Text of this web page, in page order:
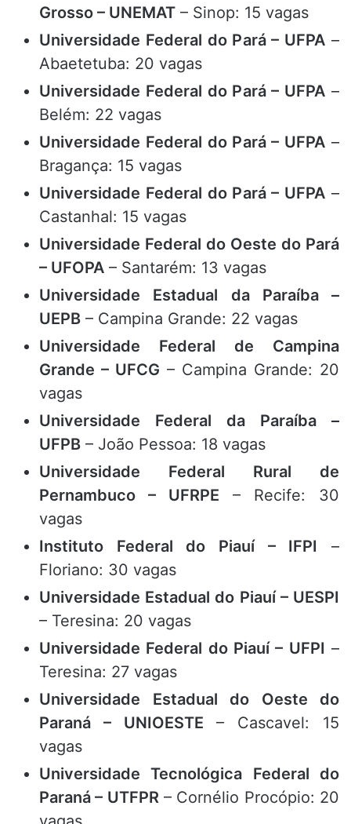
Grosso – UNEMAT – Sinop: 15 vagas
Universidade Federal do Pará – UFPA –
Abaetetuba: 20 vagas
Universidade Federal do Pará – UFPA –
Belém: 22 vagas
Universidade Federal do Pará – UFPA –
Bragança: 15 vagas
Universidade Federal do Pará – UFPA –
Castanhal: 15 vagas
Universidade Federal do Oeste do Pará
– UFOPA – Santarém: 13 vagas
Universidade Estadual da Paraíba –
UEPB – Campina Grande: 22 vagas
Universidade Federal de Campina
Grande – UFCG – Campina Grande: 20
vagas
Universidade Federal da Paraíba –
UFPB – João Pessoa: 18 vagas
Universidade Federal Rural de
Pernambuco – UFRPE – Recife: 30
vagas
Instituto Federal do Piauí – IFPI –
Floriano: 30 vagas
Universidade Estadual do Piauí – UESPI
– Teresina: 20 vagas
Universidade Federal do Piauí – UFPI –
Teresina: 27 vagas
Universidade Estadual do Oeste do
Paraná – UNIOESTE – Cascavel: 15
vagas
Universidade Tecnológica Federal do
Paraná – UTFPR– Cornélio Procópio: 20